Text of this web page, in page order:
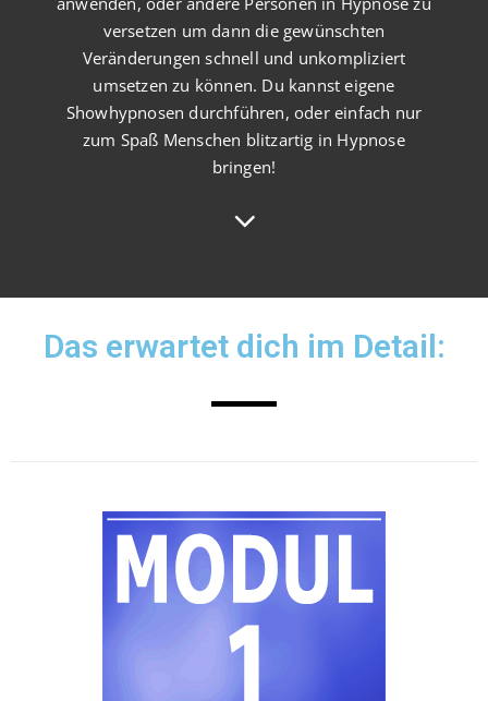
versetzen um dann die gewünschten
Veränderungen schnell und unkompliziert
umsetzen zu können. Du kannst eigene
Showhypnosen durchführen, oder einfach nur
zum Spaß Menschen blitzartig in Hypnose
bringen!
Das erwartet dich im Detail: